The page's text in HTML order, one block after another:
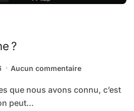
?
Aucun commentaire
peut...